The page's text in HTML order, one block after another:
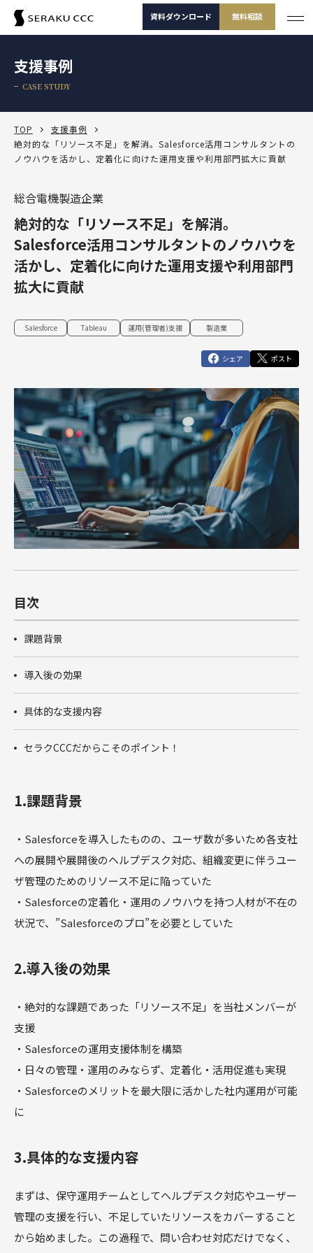
資料ダウンロード 無料相談
サービス一覧
Salesforce活用診断
-30秒でかんたん診断-
サービスから選
ぶ
製品から選ぶ 課題から選ぶ
セールスコ
ンサルティ
対象製品
Salesforce
ダッシュボ
ードワーク
ショップ
カスタマー
ジャーニー
ワークショ
ップ
メントワー
クショップ
サクセスパ
スワークシ
ョップ
Tableau
定着・運用
支援（常
対象製品
Salesforce
Tableau
Account
Engagement
Marketing
Cloud
Data Cloud
Agentforce
その他サー
ビス
BtoBマ
ーケティング
支援
HubSpot
サービス一覧
サービスから選ぶ
セールスコンサルティング支援
Salesforce
ダッシュボードワークショップ
カスタマージャーニーワークショップ
SFAマネジメントワークショップ
Tableau
定着・運用支援（常駐・リモート）
Salesforce
Tableau
Account Engagement
Marketing Cloud
その他サービス
BtoBマーケティング支援
HubSpot
製品から選ぶ
Salesforce
定着・活用支援
運用(常駐・リモート)支援
SIベンダー向け支援
Tableau
定着・活用支援
Account Engagement（旧 Pardot）
運用・定着・活用支援
HubSpot
導入、定着・活用支援
BtoBマーケティング支援
課題から選ぶ
よくある課題
Salesforceを導入したけどうまく使えていない
Salesforce運用(常駐・リモート)支援
Salesforceセールスコンサルティング 支援
人材育成パッケージ
その他課題はこちら
支援事例
セミナー
コラム
お役立ち資料
選ばれる理由
資料ダウンロード
支援事例
CASE STUDY
TOP
支援事例
絶対的な「リソース不足」を解消。Salesforce活用コンサルタントの
ノウハウを活かし、定着化に向けた運用支援や利用部門拡大に貢献
総合電機製造企業
絶対的な「リソース不足」を解消。
Salesforce活用コンサルタントのノウハウを
活かし、定着化に向けた運用支援や利用部門
拡大に貢献
Salesforce Tableau 運用(管理者)支援 製造業
シェア ポスト
目次
課題背景
導入後の効果
具体的な支援内容
セラクCCCだからこそのポイント！
1.課題背景
・Salesforceを導入したものの、ユーザ数が多いため各支社
への展開や展開後のヘルプデスク対応、組織変更に伴うユー
ザ管理のためのリソース不足に陥っていた
・Salesforceの定着化・運用のノウハウを持つ人材が不在の
状況で、”Salesforceのプロ”を必要としていた
2.導入後の効果
・絶対的な課題であった「リソース不足」を当社メンバーが
支援
・Salesforceの運用支援体制を構築
・日々の管理・運用のみならず、定着化・活用促進も実現
・Salesforceのメリットを最大限に活かした社内運用が可能
に
3.具体的な支援内容
まずは、保守運用チームとしてヘルプデスク対応やユーザー
管理の支援を行い、不足していたリソースをカバーすること
から始めました。この過程で、問い合わせ対応だけでなく、